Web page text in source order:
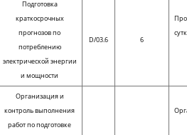
Подготовка
краткосрочных
прогнозов по
потреблению
электрической энергии
и мощности
D/03.6 6
Организация и
контроль выполнения
работ по подготовке